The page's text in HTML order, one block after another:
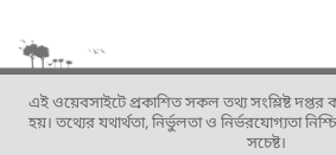
এই ওয়েবসাইটে প্রকাশিত সকল তথ্য সংশ্লিষ্ট দপ্তর
হয়। তথ্যের যথার্থতা, নির্ভুলতা ও নির্ভরযোগ্যতা
সচেষ্ট।